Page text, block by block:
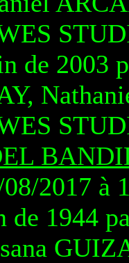
de 2003
2017 à
1944